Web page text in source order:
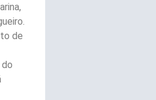
de